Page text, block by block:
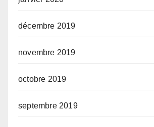
décembre 2019
novembre 2019
octobre 2019
septembre 2019